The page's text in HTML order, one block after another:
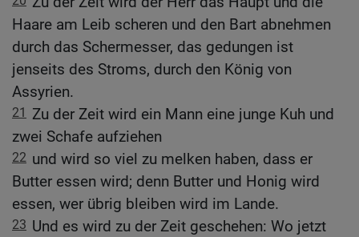
Haare am Leib scheren und den Bart abnehmen
durch das Schermesser, das gedungen ist
jenseits des Stroms, durch den König von
Assyrien.
21
Zu der Zeit wird ein Mann eine junge Kuh und
zwei Schafe aufziehen
22 und wird so viel zu melken haben, dass er
Butter essen wird; denn Butter und Honig wird
essen, wer übrig bleiben wird im Lande.
23 Und es wird zu der Zeit geschehen: Wo jetzt